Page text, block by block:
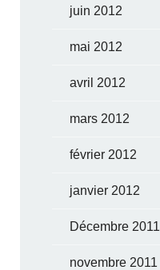
juin 2012
mai 2012
avril 2012
mars 2012
février 2012
janvier 2012
Décembre 2011
novembre 2011